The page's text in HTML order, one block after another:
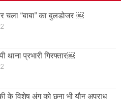
चला “बाबा” का बुलडोजर ￼
थाना प्रभारी गिरफ्तार￼
के विशेष अंग को छूना भी यौन अपराध